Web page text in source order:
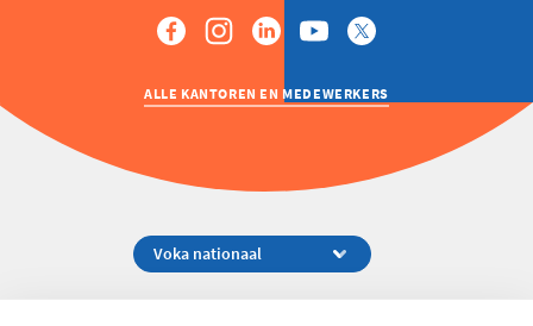
ALLE KANTOREN EN MEDEWERKERS